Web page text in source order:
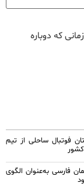
که دوباره
فوتبال ساحلی از تیم
فارسی به‌عنوان الگوی